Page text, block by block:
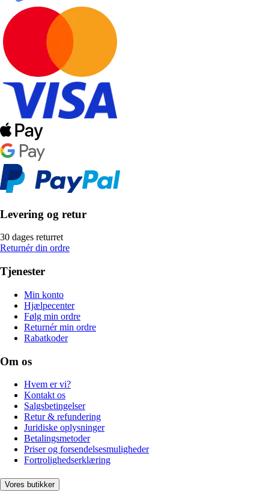
Levering og retur
30 dages returret
Returnér din ordre
Tjenester
Min konto
Hjælpecenter
Følg min ordre
Returnér min ordre
Rabatkoder
Om os
Hvem er vi?
Kontakt os
Salgsbetingelser
Retur & refundering
Juridiske oplysninger
Betalingsmetoder
Priser og forsendelsesmuligheder
Fortrolighedserklæring
Vores butikker